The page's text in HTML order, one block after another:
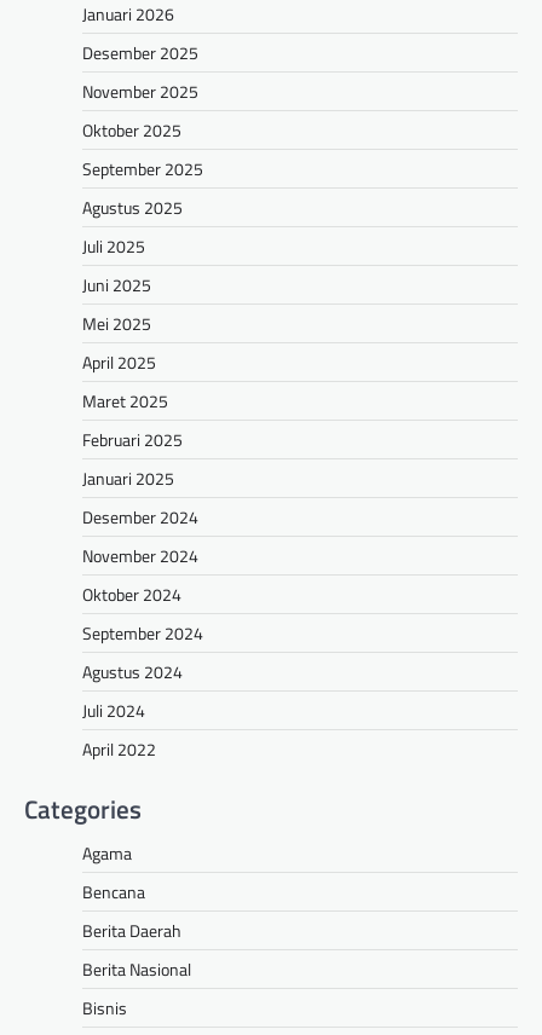
Januari 2026
Desember 2025
November 2025
Oktober 2025
September 2025
Agustus 2025
Juli 2025
Juni 2025
Mei 2025
April 2025
Maret 2025
Februari 2025
Januari 2025
Desember 2024
November 2024
Oktober 2024
September 2024
Agustus 2024
Juli 2024
April 2022
Categories
Agama
Bencana
Berita Daerah
Berita Nasional
Bisnis